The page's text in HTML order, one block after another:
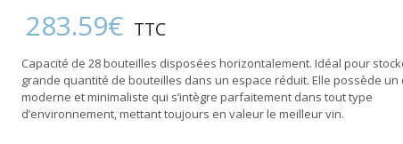
283.59€ TTC
Capacité de 28 bouteilles disposées horizontalement. Idéal pour
grande quantité de bouteilles dans un espace réduit. Elle possède un
moderne et minimaliste qui s’intègre parfaitement dans tout type
d’environnement, mettant toujours en valeur le meilleur vin.